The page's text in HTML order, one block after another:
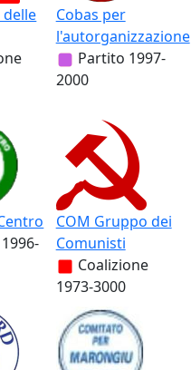
delle
Cobas per
l'autorganizzazione
Partito 1997-
2000
1996-
COM Gruppo dei
Comunisti
Coalizione
1973-3000